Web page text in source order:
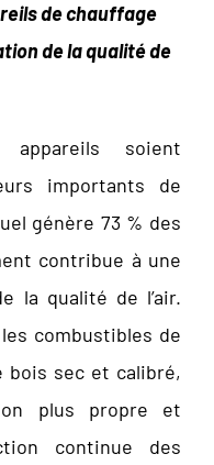
de chauffage
de la qualité de
soient
importants de
génère 73 % des
contribue à une
la qualité de l’air.
combustibles de
bois sec et calibré,
plus propre et
continue des